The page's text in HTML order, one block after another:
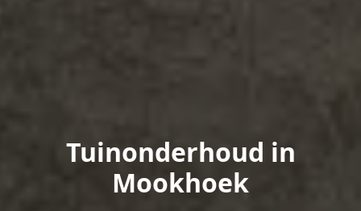
Tuinonderhoud in
Mookhoek